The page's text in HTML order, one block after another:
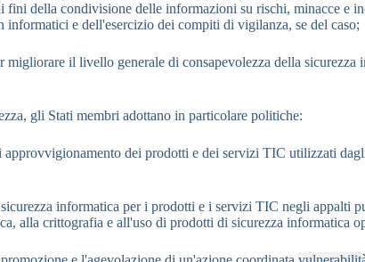
della condivisione delle informazioni su rischi, minacce e
e dell'esercizio dei compiti di vigilanza, se del caso;
migliorare il livello generale di consapevolezza della sicurezza
gli Stati membri adottano in particolare politiche:
approvvigionamento dei prodotti e dei servizi TIC utilizzati
informatica per i prodotti e i servizi TIC negli appalti
alla crittografia e all'uso di prodotti di sicurezza informatica